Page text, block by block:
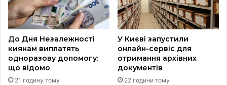
До Дня Незалежності
киянам виплатять
одноразову допомогу:
що відомо
21 годину тому
У Києві запустили
онлайн-сервіс для
отримання архівних
документів
22 години тому